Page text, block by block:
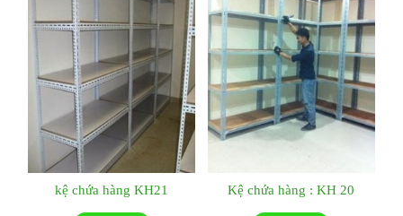
kệ chứa hàng KH21 Kệ chứa hàng : KH 20